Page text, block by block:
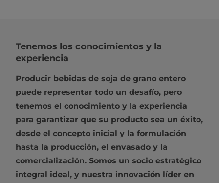
Tenemos los conocimientos y la
experiencia
Producir bebidas de soja de grano entero
puede representar todo un desafío, pero
tenemos el conocimiento y la experiencia
para garantizar que su producto sea un éxito,
desde el concepto inicial y la formulación
hasta la producción, el envasado y la
comercialización. Somos un socio estratégico
integral ideal, y nuestra innovación líder en